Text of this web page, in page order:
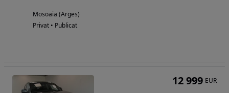
Mosoaia (Arges)
Privat • Publicat
12 999 EUR